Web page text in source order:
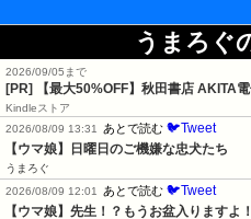
うまろぐ
2026/09/05まで
[PR] 【最大50%OFF】秋田書店 AKITA
Kindleストア
2026/08/09 13:31
あとで読む 🐦Tweet
【ウマ娘】日曜日のご機嫌な忠犬たち
うまろぐ
2026/08/09 12:01
あとで読む 🐦Tweet
【ウマ娘】先生！？もうお盆入りますよ